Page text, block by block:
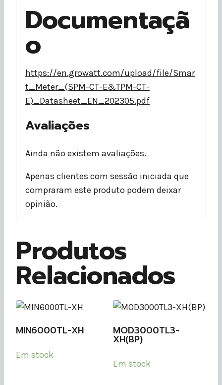
Documentaçã
o
https://en.growatt.com/upload/file/Smar
t_Meter_(SPM-CT-E&TPM-CT-
E)_Datasheet_EN_202305.pdf
Avaliações
Ainda não existem avaliações.
Apenas clientes com sessão iniciada que
compraram este produto podem deixar
opinião.
Produtos
Relacionados
MIN6000TL-XH
Em stock
MOD3000TL3-
XH(BP)
Em stock